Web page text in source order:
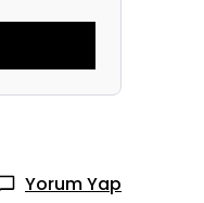
Yorum Yap